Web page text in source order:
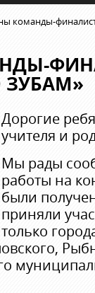
команды-
ЗУБАМ»
Дорогие
учителя и
Мы рады
работы на
были
приняли
только